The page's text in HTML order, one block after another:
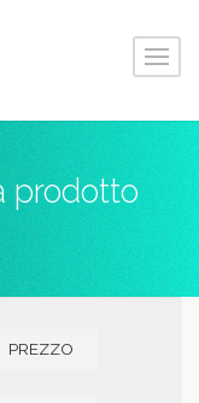
prodotto
PREZZO